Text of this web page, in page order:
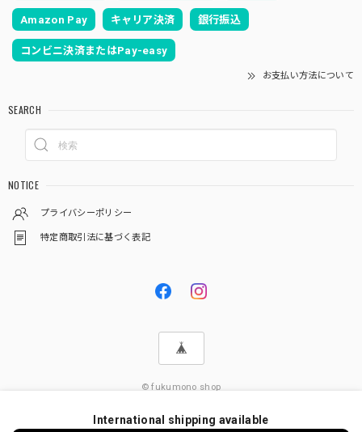
Amazon Pay キャリア決済 銀行振込
コンビニ決済またはPay-easy
お支払い方法について
SEARCH
NOTICE
プライバシーポリシー
特定商取引法に基づく表記
© fukumono shop
International shipping available